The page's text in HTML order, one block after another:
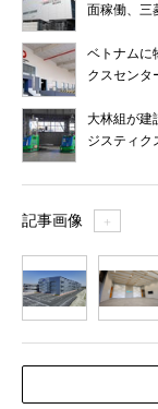
面稼働、三
ベトナムに
クスセンタ
大林組が建
ジスティク
記事画像 ＋